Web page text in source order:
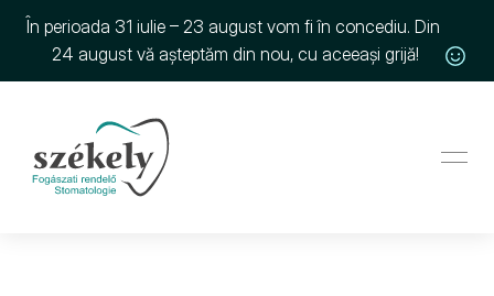
În perioada 31 iulie – 23 august vom fi în concediu. Din
24 august vă așteptăm din nou, cu aceeași grijă!